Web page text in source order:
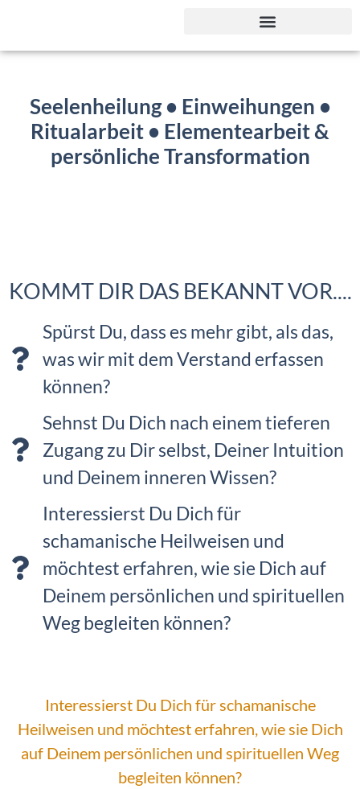
Seelenheilung • Einweihungen •
Ritualarbeit • Elementearbeit &
persönliche Transformation
KOMMT DIR DAS BEKANNT VOR....
Spürst Du, dass es mehr gibt, als das,
was wir mit dem Verstand erfassen
können?
Sehnst Du Dich nach einem tieferen
Zugang zu Dir selbst, Deiner Intuition
und Deinem inneren Wissen?
Interessierst Du Dich für
schamanische Heilweisen und
möchtest erfahren, wie sie Dich auf
Deinem persönlichen und spirituellen
Weg begleiten können?
Interessierst Du Dich für schamanische
Heilweisen und möchtest erfahren, wie sie Dich
auf Deinem persönlichen und spirituellen Weg
begleiten können?